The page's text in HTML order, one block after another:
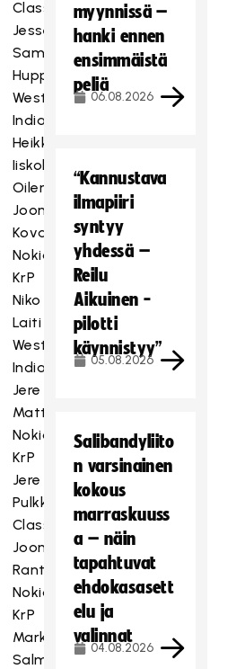
Classic
Jesse-
Samuli
Huppunen
Westend
Indians
Heikki
Iiskola
Oilers
Joonatan
Kovanen
Nokian
KrP
Niko
Laiti
Westend
Indians
Jere
Mattila
Nokian
KrP
Jere
Pulkkinen
Classic
Joona
Rantala
Nokian
KrP
Markus
Salmi
myynnissä –
hanki ennen
ensimmäistä
peliä
06.08.2026
“Kannustava
ilmapiiri
syntyy
yhdessä –
Reilu
Aikuinen -
pilotti
käynnistyy”
05.08.2026
Salibandyliito
n varsinainen
kokous
marraskuuss
a – näin
tapahtuvat
ehdokasasett
elu ja
valinnat
04.08.2026